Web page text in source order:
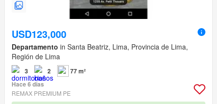
USD123,000
Departamento in Santa Beatriz, Lima, Provincia de Lima,
Región de Lima
3 2
77 m²
Hace 6 días
REMAX PREMIUM PE